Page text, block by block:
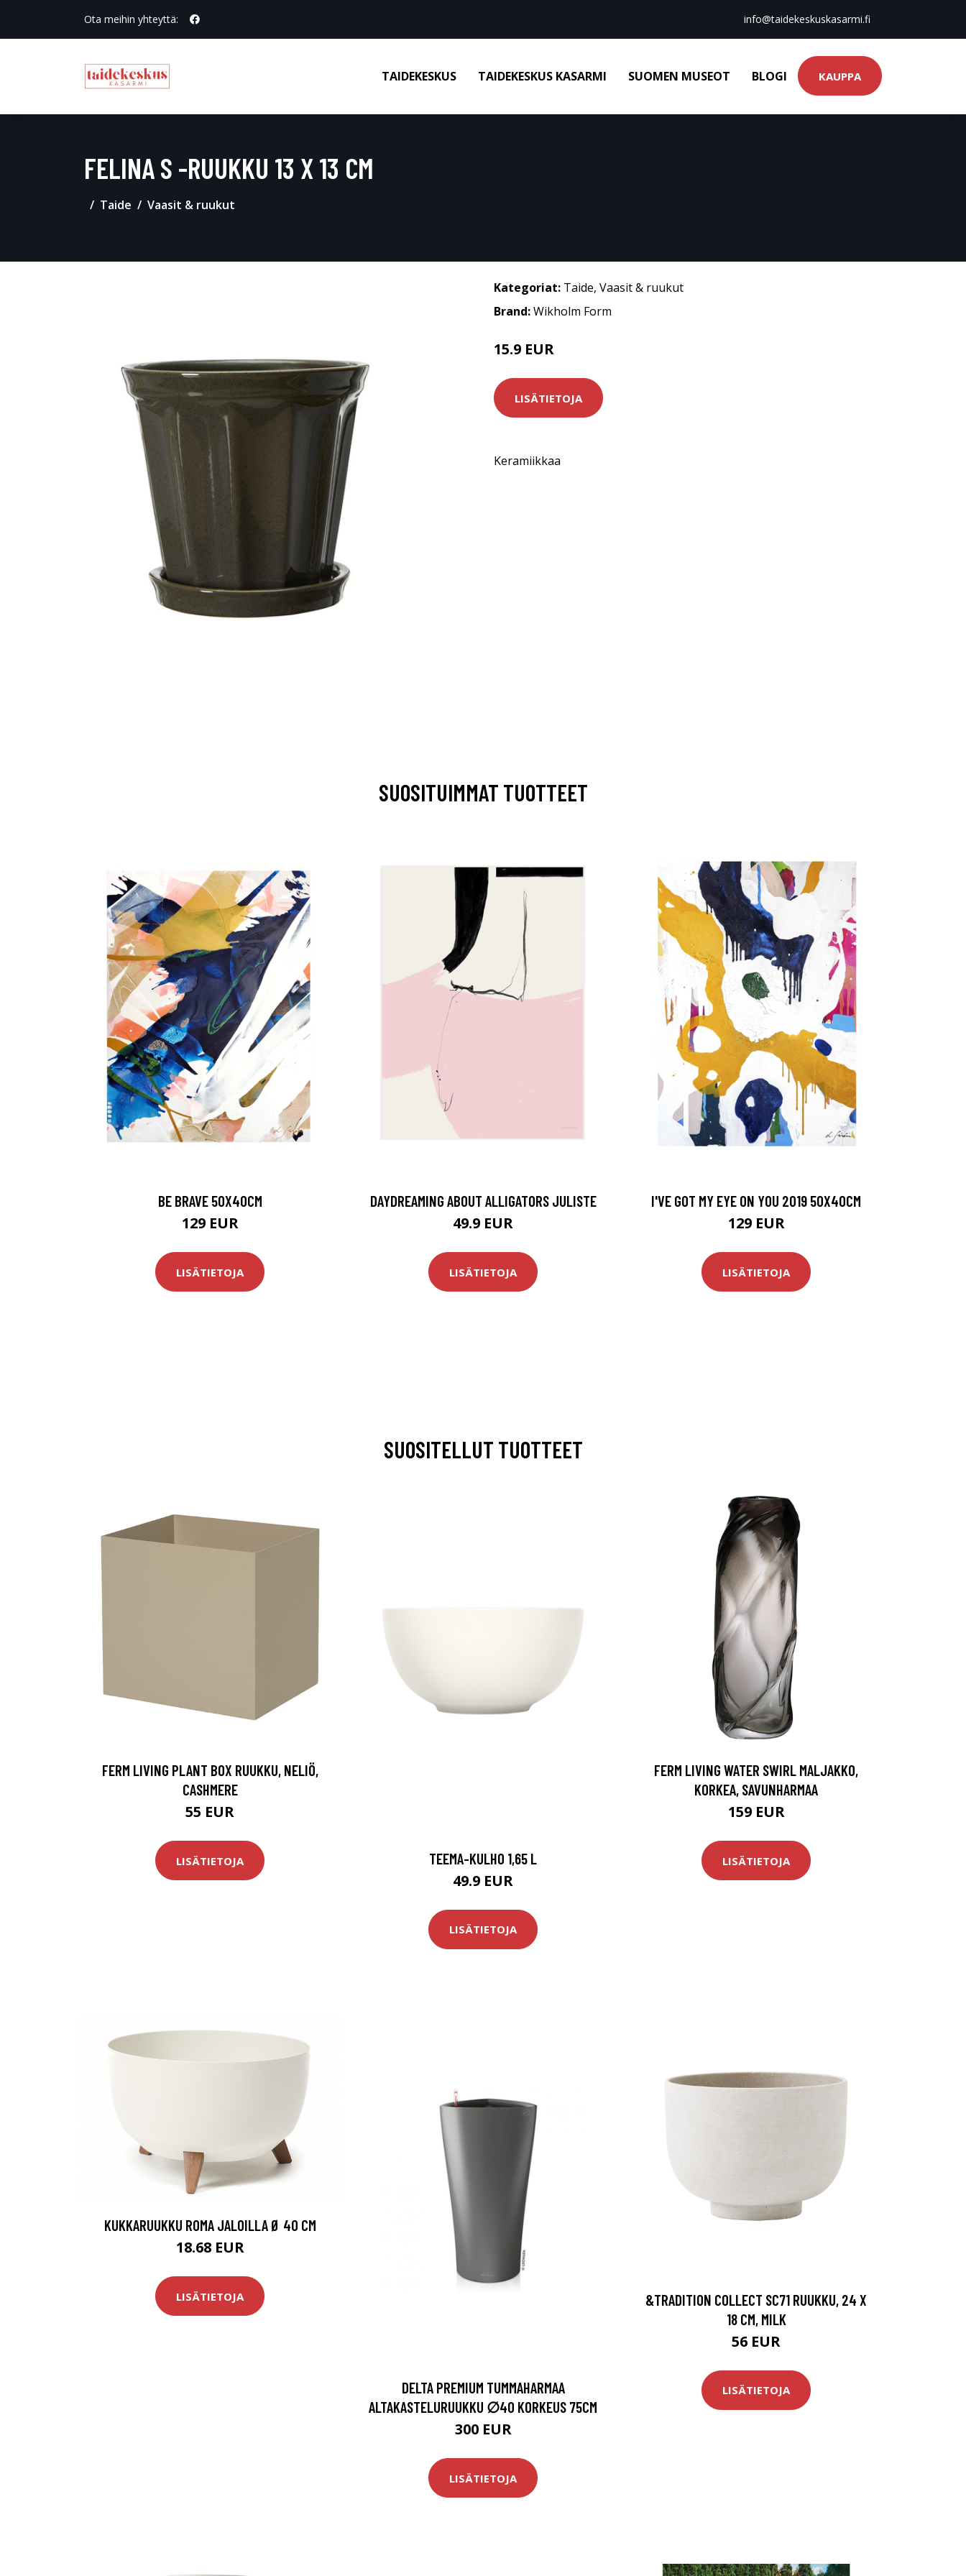
Ota meihin yhteyttä: info@taidekeskuskasarmi.fi
TAIDEKESKUS TAIDEKESKUS KASARMI SUOMEN MUSEOT BLOGI KAUPPA
FELINA S -RUUKKU 13 X 13 CM
Taide Vaasit & ruukut
Kategoriat: Taide, Vaasit & ruukut
Brand:Wikholm Form
15.9 EUR
LISÄTIETOJA
Keramiikkaa
SUOSITUIMMAT TUOTTEET
BE BRAVE 50X40CM
129 EUR
LISÄTIETOJA
DAYDREAMING ABOUT ALLIGATORS JULISTE
49.9 EUR
LISÄTIETOJA
I'VE GOT MY EYE ON YOU 2019 50X40CM
129 EUR
LISÄTIETOJA
SUOSITELLUT TUOTTEET
FERM LIVING PLANT BOX RUUKKU, NELIÖ,
CASHMERE
55 EUR
LISÄTIETOJA TEEMA-KULHO 1,65 L
49.9 EUR
LISÄTIETOJA
FERM LIVING WATER SWIRL MALJAKKO,
KORKEA, SAVUNHARMAA
159 EUR
LISÄTIETOJA
KUKKARUUKKU ROMA JALOILLA Ø 40 CM
18.68 EUR
LISÄTIETOJA
DELTA PREMIUM TUMMAHARMAA
ALTAKASTELURUUKKU ∅40 KORKEUS 75CM
300 EUR
LISÄTIETOJA
&TRADITION COLLECT SC71 RUUKKU, 24 X
18 CM, MILK
56 EUR
LISÄTIETOJA